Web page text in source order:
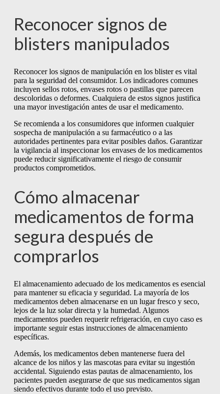
Reconocer signos de
blisters manipulados
Reconocer los signos de manipulación en los blister es vital
para la seguridad del consumidor. Los indicadores comunes
incluyen sellos rotos, envases rotos o pastillas que parecen
descoloridas o deformes. Cualquiera de estos signos justifica
una mayor investigación antes de usar el medicamento.
Se recomienda a los consumidores que informen cualquier
sospecha de manipulación a su farmacéutico o a las
autoridades pertinentes para evitar posibles daños. Garantizar
la vigilancia al inspeccionar los envases de los medicamentos
puede reducir significativamente el riesgo de consumir
productos comprometidos.
Cómo almacenar
medicamentos de forma
segura después de
comprarlos
El almacenamiento adecuado de los medicamentos es esencial
para mantener su eficacia y seguridad. La mayoría de los
medicamentos deben almacenarse en un lugar fresco y seco,
lejos de la luz solar directa y la humedad. Algunos
medicamentos pueden requerir refrigeración, en cuyo caso es
importante seguir estas instrucciones de almacenamiento
específicas.
Además, los medicamentos deben mantenerse fuera del
alcance de los niños y las mascotas para evitar su ingestión
accidental. Siguiendo estas pautas de almacenamiento, los
pacientes pueden asegurarse de que sus medicamentos sigan
siendo efectivos durante todo el uso previsto.